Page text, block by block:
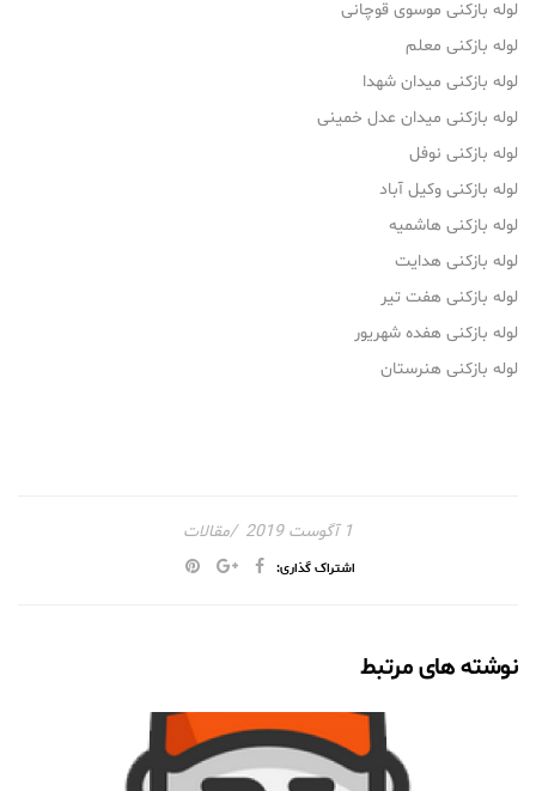
لوله بازکنی موسوی قوچانی
لوله بازکنی معلم
لوله بازکنی میدان شهدا
لوله بازکنی میدان عدل خمینی
لوله بازکنی نوفل
لوله بازکنی وکیل آباد
لوله بازکنی هاشمیه
لوله بازکنی هدایت
لوله بازکنی هفت تیر
لوله بازکنی هفده شهریور
لوله بازکنی هنرستان
1 آگوست 2019 مقالات
اشتراک گذاری:
نوشته های مرتبط